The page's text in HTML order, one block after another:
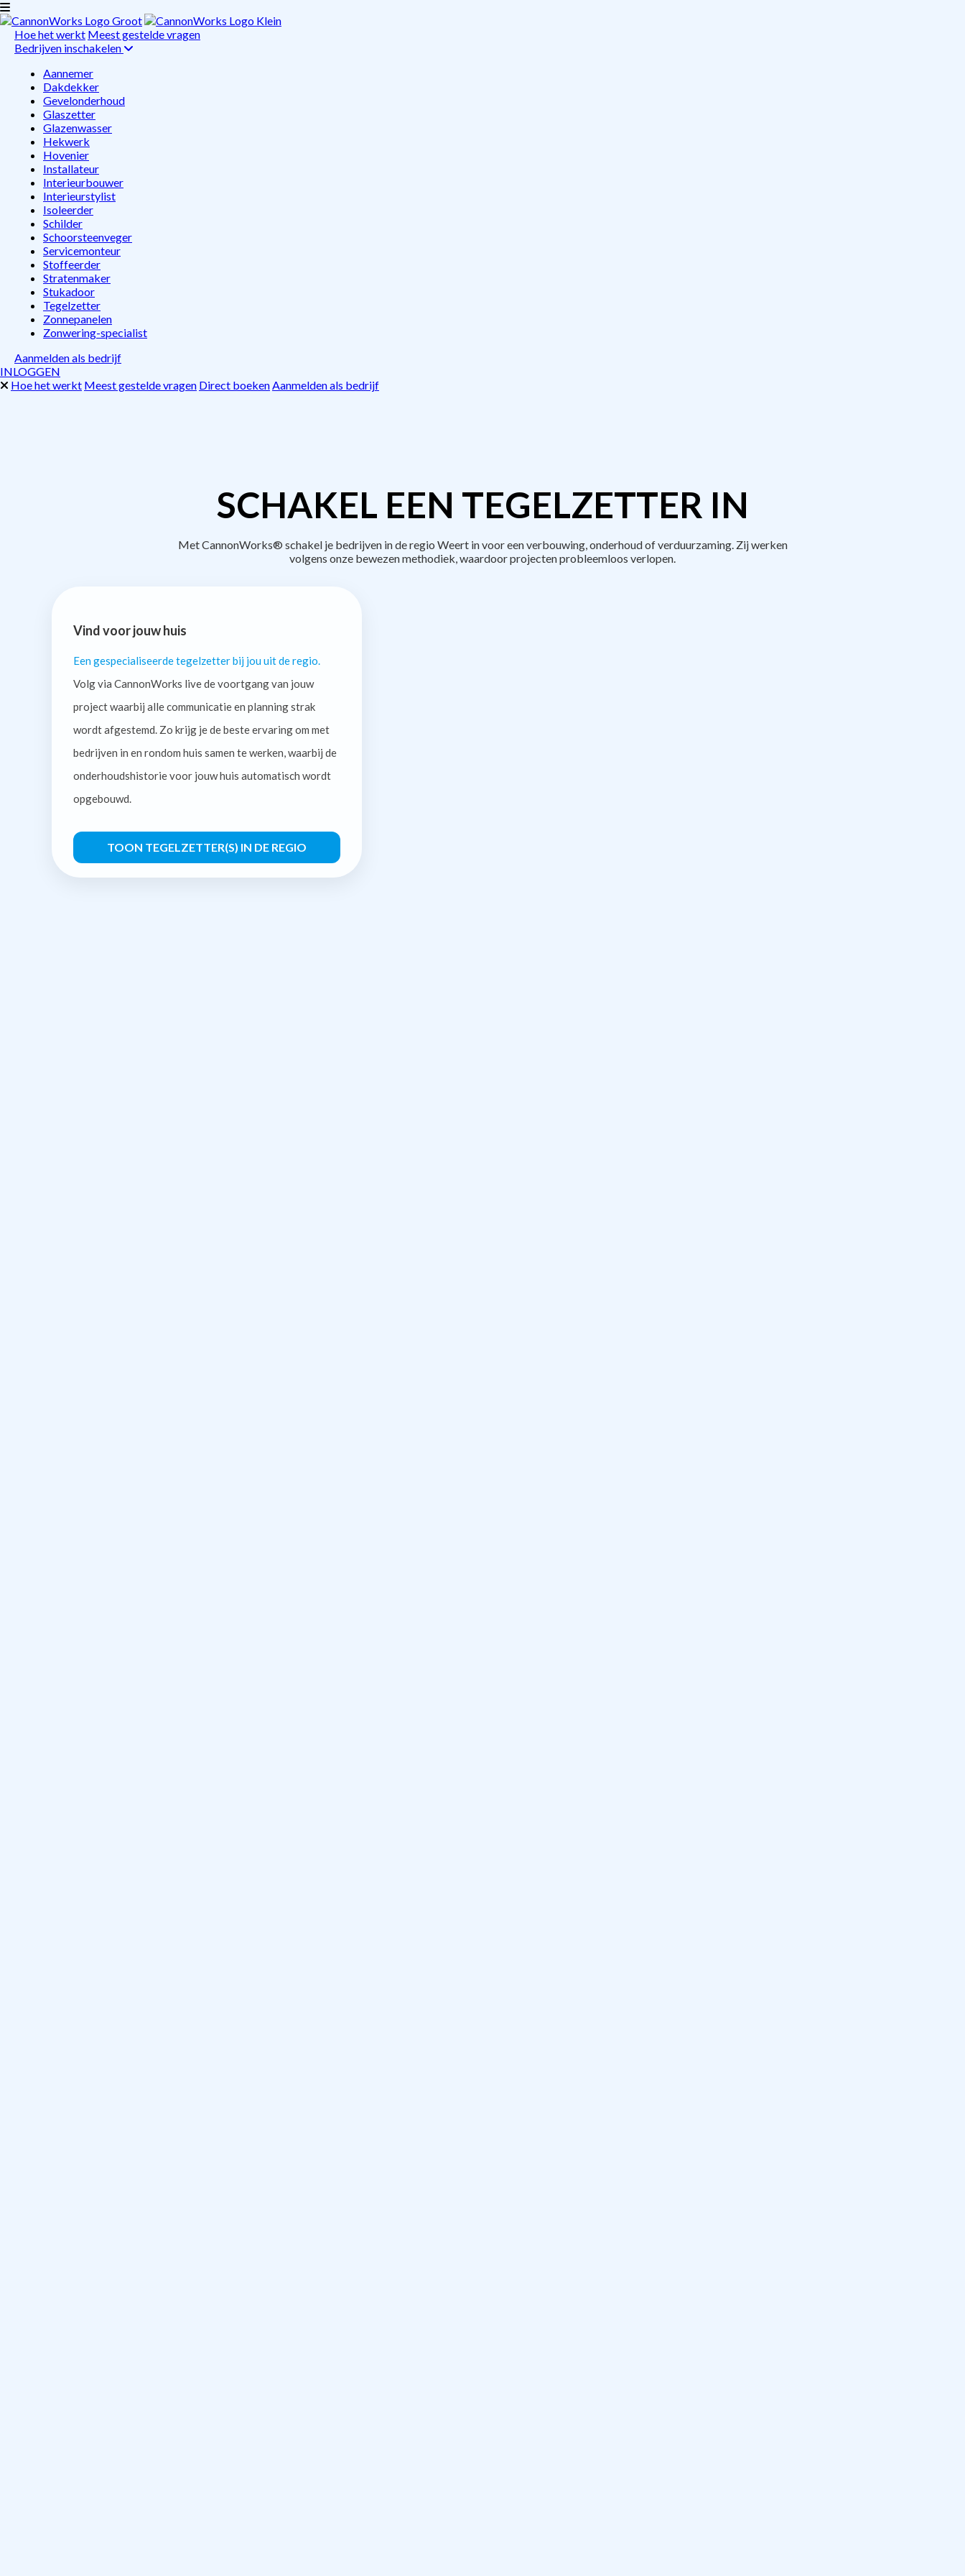
Hoe het werkt Meest gestelde vragen
Bedrijven inschakelen
Aannemer
Dakdekker
Gevelonderhoud
Glaszetter
Glazenwasser
Hekwerk
Hovenier
Installateur
Interieurbouwer
Interieurstylist
Isoleerder
Schilder
Schoorsteenveger
Servicemonteur
Stoffeerder
Stratenmaker
Stukadoor
Tegelzetter
Zonnepanelen
Zonwering-specialist
Aanmelden als bedrijf
INLOGGEN
Hoe het werkt Meest gestelde vragen Direct boekenAanmelden als bedrijf
SCHAKEL EEN TEGELZETTER IN
Met CannonWorks® schakel je bedrijven in de regio Weert in voor een verbouwing, onderhoud of verduurzaming. Zij werken
volgens onze bewezen methodiek, waardoor projecten probleemloos verlopen.
Vind voor jouw huis
Een gespecialiseerde tegelzetter bij jou uit de regio.
Volg via CannonWorks live de voortgang van jouw
project waarbij alle communicatie en planning strak
wordt afgestemd. Zo krijg je de beste ervaring om met
bedrijven in en rondom huis samen te werken, waarbij de
onderhoudshistorie voor jouw huis automatisch wordt
opgebouwd.
TOON TEGELZETTER(S) IN DE REGIO